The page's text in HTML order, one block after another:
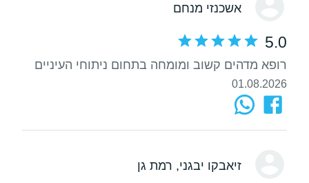
אשכנזי מנחם
5.0
רופא מדהים קשוב ומומחה בתחום ניתוחי העיניים
01.08.2026
זיאבקו יבגני, רמת גן